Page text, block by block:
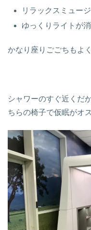
リラックスミュー
ゆっくりライトが
かなり座りごごちもよ
シャワーのすぐ近くだ
ちらの椅子で仮眠がオ